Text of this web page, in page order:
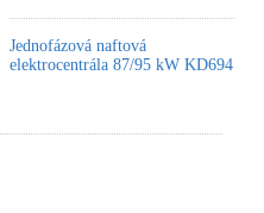
Jednofázová naftová
elektrocentrála 87/95 kW KD694